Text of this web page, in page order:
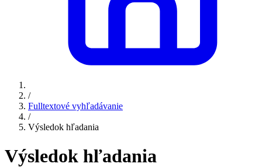
/
Fulltextové vyhľadávanie
/
Výsledok hľadania
Výsledok hľadania